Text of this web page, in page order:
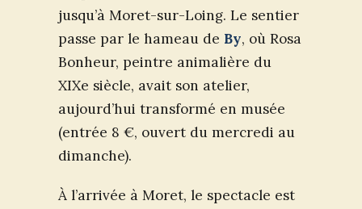
jusqu’à Moret-sur-Loing. Le sentier
passe par le hameau de By, où Rosa
Bonheur, peintre animalière du
XIXe siècle, avait son atelier,
aujourd’hui transformé en musée
(entrée 8 €, ouvert du mercredi au
dimanche).
À l’arrivée à Moret, le spectacle est